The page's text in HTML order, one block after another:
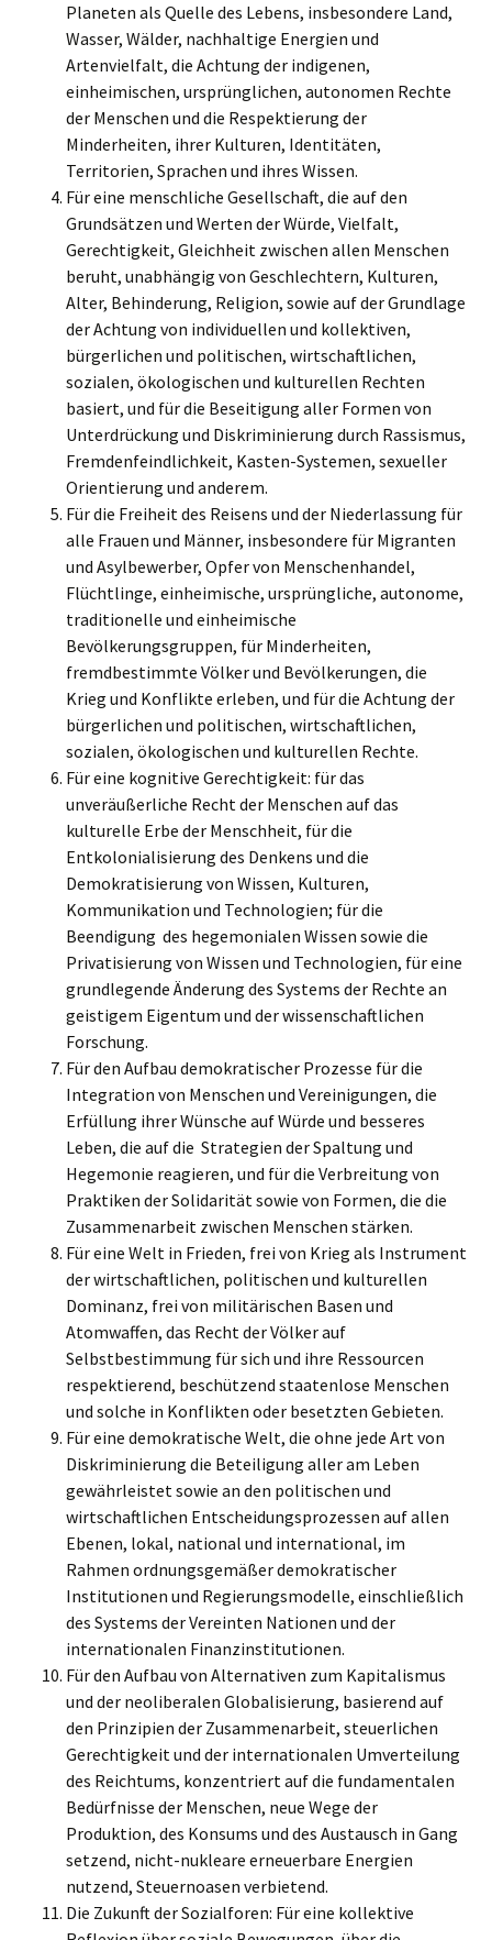
Planeten als Quelle des Lebens, insbesondere Land,
Wasser, Wälder, nachhaltige Energien und
Artenvielfalt, die Achtung der indigenen,
einheimischen, ursprünglichen, autonomen Rechte
der Menschen und die Respektierung der
Minderheiten, ihrer Kulturen, Identitäten,
Territorien, Sprachen und ihres Wissen.
Für eine menschliche Gesellschaft, die auf den
Grundsätzen und Werten der Würde, Vielfalt,
Gerechtigkeit, Gleichheit zwischen allen Menschen
beruht, unabhängig von Geschlechtern, Kulturen,
Alter, Behinderung, Religion, sowie auf der Grundlage
der Achtung von individuellen und kollektiven,
bürgerlichen und politischen, wirtschaftlichen,
sozialen, ökologischen und kulturellen Rechten
basiert, und für die Beseitigung aller Formen von
Unterdrückung und Diskriminierung durch Rassismus,
Fremdenfeindlichkeit, Kasten-Systemen, sexueller
Orientierung und anderem.
Für die Freiheit des Reisens und der Niederlassung für
alle Frauen und Männer, insbesondere für Migranten
und Asylbewerber, Opfer von Menschenhandel,
Flüchtlinge, einheimische, ursprüngliche, autonome,
traditionelle und einheimische
Bevölkerungsgruppen, für Minderheiten,
fremdbestimmte Völker und Bevölkerungen, die
Krieg und Konflikte erleben, und für die Achtung der
bürgerlichen und politischen, wirtschaftlichen,
sozialen, ökologischen und kulturellen Rechte.
Für eine kognitive Gerechtigkeit: für das
unveräußerliche Recht der Menschen auf das
kulturelle Erbe der Menschheit, für die
Entkolonialisierung des Denkens und die
Demokratisierung von Wissen, Kulturen,
Kommunikation und Technologien; für die
Beendigung des hegemonialen Wissen sowie die
Privatisierung von Wissen und Technologien, für eine
grundlegende Änderung des Systems der Rechte an
geistigem Eigentum und der wissenschaftlichen
Forschung.
Für den Aufbau demokratischer Prozesse für die
Integration von Menschen und Vereinigungen, die
Erfüllung ihrer Wünsche auf Würde und besseres
Leben, die auf die Strategien der Spaltung und
Hegemonie reagieren, und für die Verbreitung von
Praktiken der Solidarität sowie von Formen, die die
Zusammenarbeit zwischen Menschen stärken.
Für eine Welt in Frieden, frei von Krieg als Instrument
der wirtschaftlichen, politischen und kulturellen
Dominanz, frei von militärischen Basen und
Atomwaffen, das Recht der Völker auf
Selbstbestimmung für sich und ihre Ressourcen
respektierend, beschützend staatenlose Menschen
und solche in Konflikten oder besetzten Gebieten.
Für eine demokratische Welt, die ohne jede Art von
Diskriminierung die Beteiligung aller am Leben
gewährleistet sowie an den politischen und
wirtschaftlichen Entscheidungsprozessen auf allen
Ebenen, lokal, national und international, im
Rahmen ordnungsgemäßer demokratischer
Institutionen und Regierungsmodelle, einschließlich
des Systems der Vereinten Nationen und der
internationalen Finanzinstitutionen.
Für den Aufbau von Alternativen zum Kapitalismus
und der neoliberalen Globalisierung, basierend auf
den Prinzipien der Zusammenarbeit, steuerlichen
Gerechtigkeit und der internationalen Umverteilung
des Reichtums, konzentriert auf die fundamentalen
Bedürfnisse der Menschen, neue Wege der
Produktion, des Konsums und des Austausch in Gang
setzend, nicht-nukleare erneuerbare Energien
nutzend, Steuernoasen verbietend.
Die Zukunft der Sozialforen: Für eine kollektive